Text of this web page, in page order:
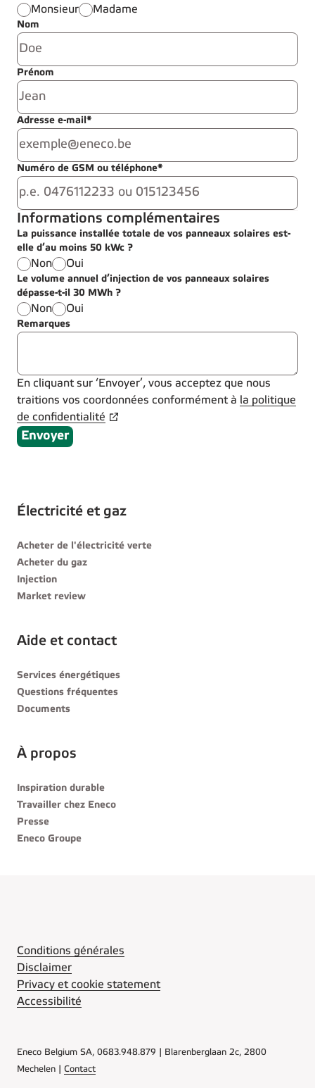
Monsieur Madame
Nom
Prénom
Adresse e-mail*
Numéro de GSM ou téléphone*
Informations complémentaires
La puissance installée totale de vos panneaux solaires est-
elle d’au moins 50 kWc ?
Non Oui
Le volume annuel d’injection de vos panneaux solaires
dépasse-t-il 30 MWh ?
Non Oui
Remarques
En cliquant sur ‘Envoyer’, vous acceptez que nous
traitions vos coordonnées conformément à la politique
de confidentialité
Envoyer
Électricité et gaz
Acheter de l'électricité verte
Acheter du gaz
Injection
Market review
Aide et contact
Services énergétiques
Questions fréquentes
Documents
À propos
Inspiration durable
Travailler chez Eneco
Presse
Eneco Groupe
Conditions générales
Disclaimer
Privacy et cookie statement
Accessibilité
Eneco Belgium SA, 0683.948.879 | Blarenberglaan 2c, 2800
Mechelen | Contact